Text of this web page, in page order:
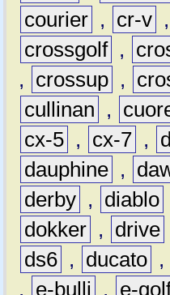
courier , cr-v ,
crossgolf ,
,
crossup ,
cullinan
,
cx-5 , cx-7 ,
dauphine ,
derby , diablo
dokker , drive
ds6 , ducato ,
,
e-bulli , e-